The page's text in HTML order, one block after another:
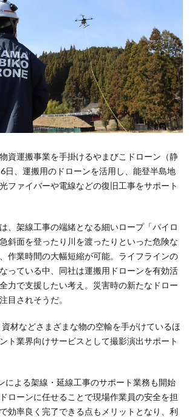
資運搬事業を手掛けるやまびこドローン（静
日、運搬用のドローンを活用し、能登半島地
ファイバーや電線などの復旧工事をサポート
、架線工事の端緒となる細いロープ「パイロ
斜面を登ったり川を渡ったりといった危険な
作業時間の大幅短縮が可能。ライフラインの
っている中、同社は運搬用ドローンを有効活
力で支援したい考え。災害時の新たなドロー
目されそうだ。
材などさまざまな物の空輸を手がけているほ
ト業界向けサービスとして撮影演出サポート
による架線・延線工事のサポート業務も開始
ローンに任せることで現場作業員の安全を担
効率良く完了できる点もメリットとなり、利